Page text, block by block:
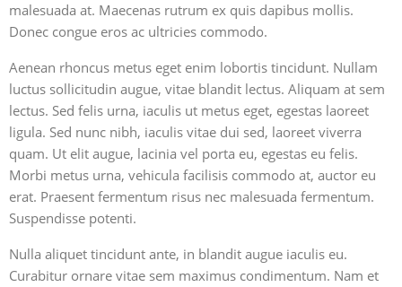
malesuada at. Maecenas rutrum ex quis dapibus mollis.
Donec congue eros ac ultricies commodo.
Aenean rhoncus metus eget enim lobortis tincidunt. Nullam
luctus sollicitudin augue, vitae blandit lectus. Aliquam at sem
lectus. Sed felis urna, iaculis ut metus eget, egestas laoreet
ligula. Sed nunc nibh, iaculis vitae dui sed, laoreet viverra
quam. Ut elit augue, lacinia vel porta eu, egestas eu felis.
Morbi metus urna, vehicula facilisis commodo at, auctor eu
erat. Praesent fermentum risus nec malesuada fermentum.
Suspendisse potenti.
Nulla aliquet tincidunt ante, in blandit augue iaculis eu.
Curabitur ornare vitae sem maximus condimentum. Nam et